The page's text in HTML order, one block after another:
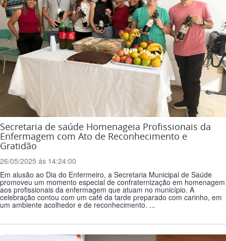
Secretaria de saúde Homenageia Profissionais da
Enfermagem com Ato de Reconhecimento e
Gratidão
26/05/2025 ás 14:24:00
Em alusão ao Dia do Enfermeiro, a Secretaria Municipal de Saúde
promoveu um momento especial de confraternização em homenagem
aos profissionais da enfermagem que atuam no município. A
celebração contou com um café da tarde preparado com carinho, em
um ambiente acolhedor e de reconhecimento. ...